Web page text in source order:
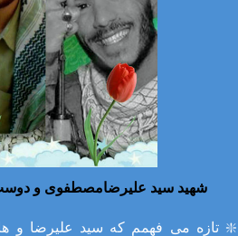
شهید سید علیرضامصطفوی و
❇️ تازه می فهمم که سید علیرضا و